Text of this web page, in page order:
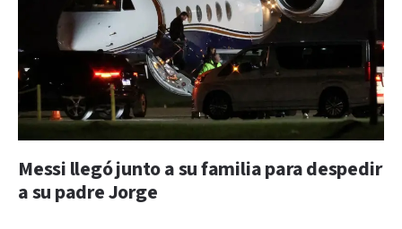
Messi llegó junto a su familia para despedir
a su padre Jorge